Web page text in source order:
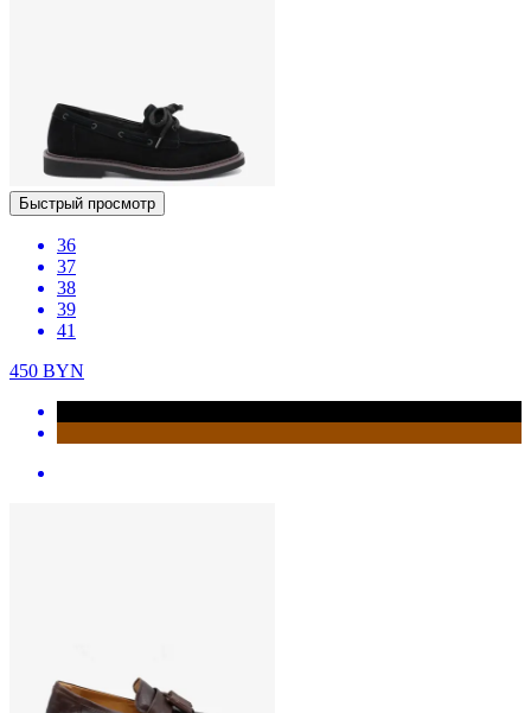
Быстрый просмотр
36
37
38
39
41
450 BYN